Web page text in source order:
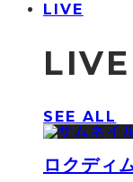
LIVE
LIVE
SEE ALL
ロクディ